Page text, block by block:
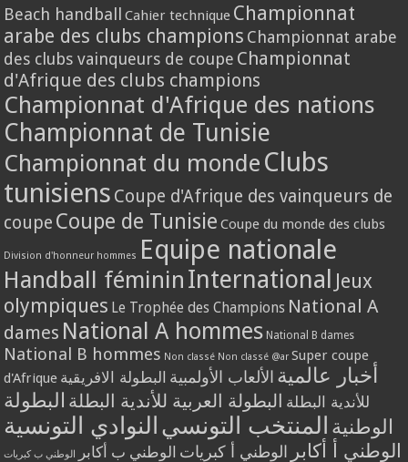
Beach handball Cahier technique Championnat
arabe des clubs champions Championnat arabe
des clubs vainqueurs de coupe Championnat
d'Afrique des clubs champions
Championnat d'Afrique des nations
Championnat de Tunisie
Championnat du monde Clubs
tunisiens Coupe d'Afrique des vainqueurs de
coupe Coupe de Tunisie Coupe du monde des clubs
Division d'honneur hommes Equipe nationale
Handball féminin International Jeux
olympiques Le Trophée des Champions National A
dames National A hommes National B dames
National B hommes Non classé Non classé @ar Super coupe
d'Afrique
أخبار عالمية الألعاب الأولمبية البطولة الافريقية
للأندية البطلة البطولة العربية للأندية البطلة البطولة
الوطنية المنتخب التونسي النوادي التونسية
الوطني أ أكابر الوطني أ كبريات الوطني ب أكابر الوطني ب كبريات